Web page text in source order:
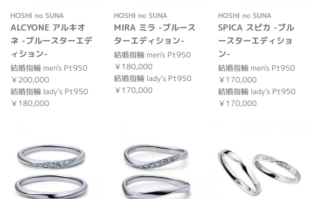
HOSHI no SUNA
ALCYONE アルキオ
ネ -ブルースターエデ
ィション-
結婚指輪 men's Pt950
￥200,000
結婚指輪 lady's Pt950
￥180,000
HOSHI no SUNA
MIRA ミラ -ブルース
ターエディション-
結婚指輪 men's Pt950
￥180,000
結婚指輪 lady's Pt950
￥170,000
HOSHI no SUNA
SPICA スピカ -ブル
ースターエディショ
ン-
結婚指輪 men's Pt950
￥170,000
結婚指輪 lady's Pt950
￥170,000